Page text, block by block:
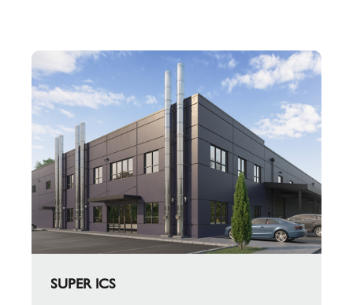
Schiedel ha fornito un totale di 6 sistemi camino
doppia parete isolata SUPER ICS e ICS 5000, di
diametri variabili tra il 250 fino a 600 mm di
sezione, asserviti a diverse tipologie di impianti:
sistemi collettivi di caldaie a condensazione da
670 e 900 Kw, motopompe antincendio, gruppi
elettrogeni e cappe cucina.
SUPER ICS